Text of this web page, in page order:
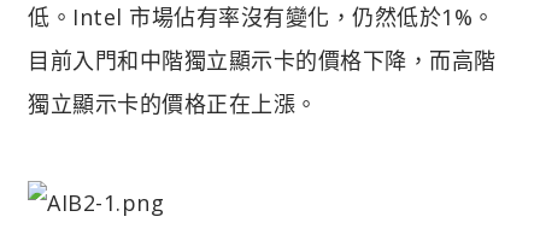
低。Intel 市場佔有率沒有變化，仍然低於1%。
目前入門和中階獨立顯示卡的價格下降，而高階
獨立顯示卡的價格正在上漲。